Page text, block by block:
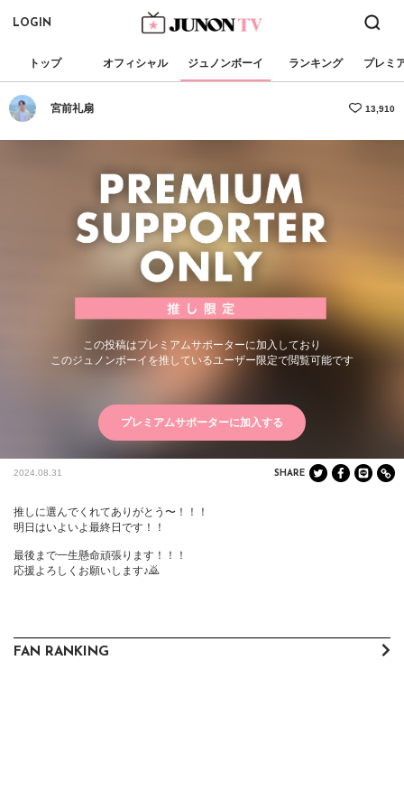
LOGIN
トップ オフィシャル ジュノンボーイ ランキング プレミ
宮前礼扇 13,910
この投稿はプレミアムサポーターに加入しており
このジュノンボーイを推しているユーザー限定で閲覧可能です
プレミアムサポーターに加入する
2024.08.31 SHARE
推しに選んでくれてありがとう〜！！！
明日はいよいよ最終日です！！
最後まで一生懸命頑張ります！！！
応援よろしくお願いします♪🙇
FAN RANKING